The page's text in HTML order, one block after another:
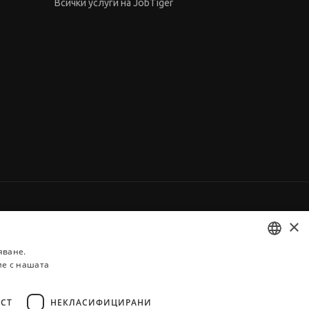
Всички услуги на JobTiger
×
с нашата
НЕКЛАСИФИЦИРАНИ